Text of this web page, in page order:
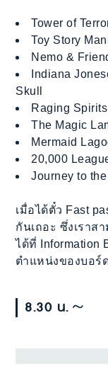
Tower of
Toy Story
Nemo &
Indiana
Skull
Raging Spirits
The Magic
Mermaid
20,000
Journey to
เมื่อได้ตั๋ว Fast
กันเถอะ ซึ่งเราส
ได้ที่ Information
ตำแหน่งของบอร์
8.30 น.～